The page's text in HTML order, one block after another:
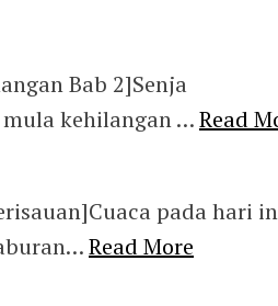
Bab 2]Senja
kehilangan …Read
pada hari
Read More